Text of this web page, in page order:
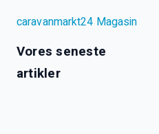
caravanmarkt24 Magasin
Vores seneste
artikler